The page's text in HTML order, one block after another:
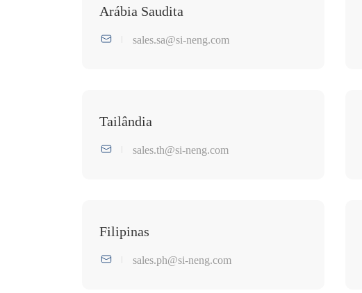
Arábia Saudita
sales.sa@si-neng.com
Tailândia
sales.th@si-neng.com
Filipinas
sales.ph@si-neng.com